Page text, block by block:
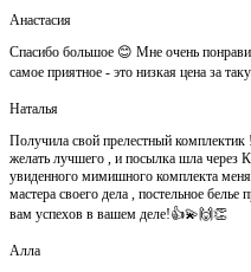
Анастасия
Спасибо большое 😊 Мне очень
самое приятное - это низкая цена за
Наталья
Получила свой прелестный
желать лучшего , и посылка шла через
увиденного мимишного комплекта
мастера своего дела , постельное
вам успехов в вашем деле!👍💫🙌👏
Алла